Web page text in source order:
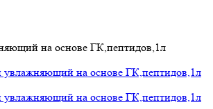
на основе ГК,пептидов,1л